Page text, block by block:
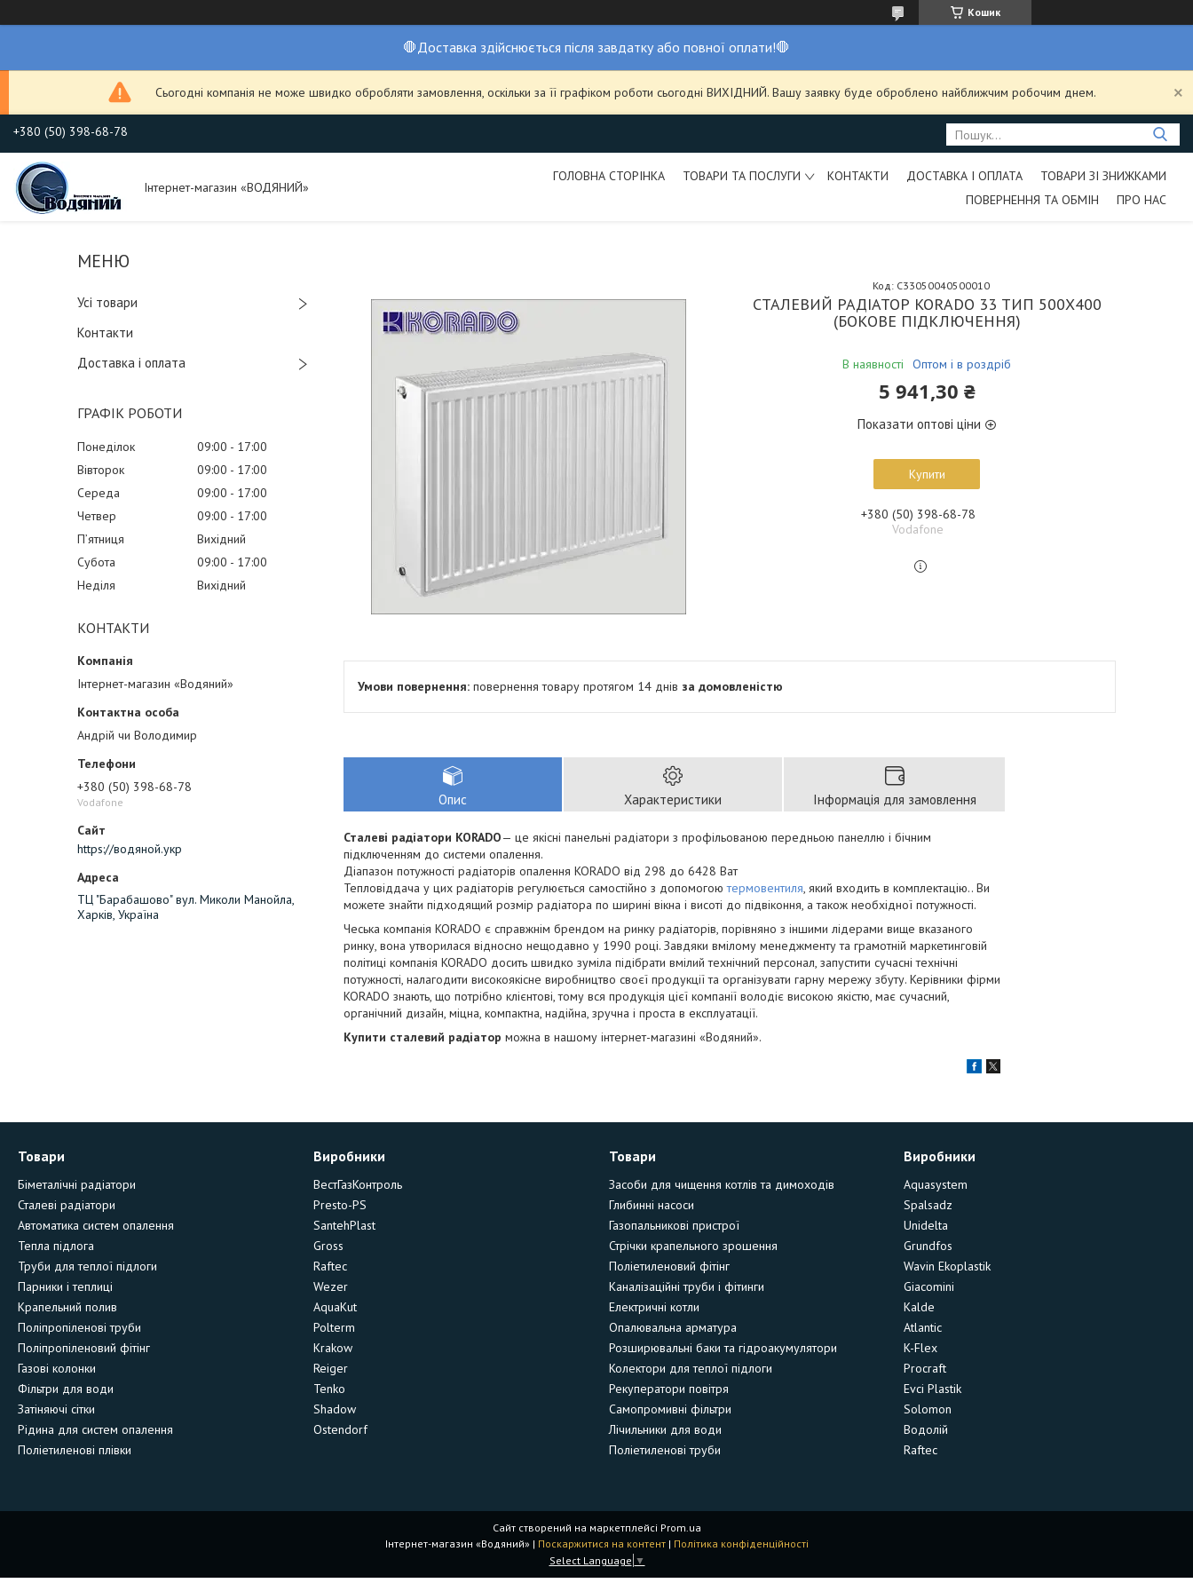
Кошик
🛑Доставка здійснюється після завдатку або повної оплати!🛑
Сьогодні компанія не може швидко обробляти замовлення, оскільки за її графіком роботи сьогодні ВИХІДНИЙ. Вашу заявку буде оброблено найближчим робочим днем.
+380 (50) 398-68-78
Інтернет-магазин «ВОДЯНИЙ»
ГОЛОВНА СТОРІНКА ТОВАРИ ТА ПОСЛУГИ КОНТАКТИ ДОСТАВКА І ОПЛАТА
ТОВАРИ ЗІ ЗНИЖКАМИ
ПОВЕРНЕННЯ ТА ОБМІН
ПРО НАС
Усі товари
Контакти
Доставка і оплата
ГРАФІК РОБОТИ
Понеділок 09:00
17:00
Вівторок
09:00
17:00
Середа
09:00
17:00
Четвер
09:00
17:00
Пʼятниця
Вихідний
Субота
09:00
17:00
Неділя
Вихідний
КОНТАКТИ
Інтернет-магазин «Водяний»
Андрій чи Володимир
+380 (50) 398-68-78
Vodafone
https://водяной.укр
ТЦ "Барабашово" вул. Миколи Манойла,
Харків, Україна
СТАЛЕВИЙ РАДІАТОР KORADO 33 ТИП 500Х400
(БОКОВЕ ПІДКЛЮЧЕННЯ)
В наявності Оптом і в роздріб
Код: C33050040500010
5 941,30 ₴
Показати оптові ціни
Купити
+380 (50) 398-68-78
Vodafone
повернення товару протягом 14 днів за домовленістю
Опис Характеристики Інформація для замовлення
Сталеві радіатори KORADO— це якісні панельні радіатори з профільованою передньою панеллю і бічним
підключенням до системи опалення.
Діапазон потужності радіаторів опалення KORADO від 298 до 6428 Ват
Тепловіддача у цих радіаторів регулюється самостійно з допомогоютермовентиля, який входить в комплектацію.. Ви
можете знайти підходящий розмір радіатора по ширині вікна і висоті до підвіконня, а також необхідної потужності.
Чеська компанія KORADO є справжнім брендом на ринку радіаторів, порівняно з іншими лідерами вище вказаного
ринку, вона утворилася відносно нещодавно у 1990 році. Завдяки вмілому менеджменту та грамотній маркетинговій
політиці компанія KORADO досить швидко зуміла підібрати вмілий технічний персонал, запустити сучасні технічні
потужності, налагодити високоякісне виробництво своєї продукції та організувати гарну мережу збуту. Керівники фірми
KORADO знають, що потрібно клієнтові, тому вся продукція цієї компанії володіє високою якістю, має сучасний,
органічний дизайн, міцна, компактна, надійна, зручна і проста в експлуатації.
Купити сталевий радіатор можна в нашому інтернет-магазині «Водяний».
Товари
Біметалічні радіатори
Сталеві радіатори
Автоматика систем опалення
Тепла підлога
Труби для теплої підлоги
Парники і теплиці
Крапельний полив
Поліпропіленові труби
Поліпропіленовий фітінг
Газові колонки
Фільтри для води
Затіняючі сітки
Рідина для систем опалення
Поліетиленові плівки
Виробники
ВестГазКонтроль
Presto-PS
SantehPlast
Gross
Raftec
Wezer
AquaKut
Polterm
Krakow
Reiger
Tenko
Shadow
Ostendorf
Товари
Засоби для чищення котлів та димоходів
Глибинні насоси
Газопальникові пристрої
Стрічки крапельного зрошення
Поліетиленовий фітінг
Каналізаційні труби і фітинги
Електричні котли
Опалювальна арматура
Розширювальні баки та гідроакумулятори
Колектори для теплої підлоги
Рекуператори повітря
Самопромивні фільтри
Лічильники для води
Поліетиленові труби
Виробники
Aquasystem
Spalsadz
Unidelta
Grundfos
Wavin Ekoplastik
Giacomini
Kalde
Atlantic
K-Flex
Procraft
Evci Plastik
Solomon
Водолій
Raftec
Сайт створений на маркетплейсі Prom.ua
Інтернет-магазин «Водяний» | Поскаржитися на контент | Політика конфіденційності
Select Language ▼